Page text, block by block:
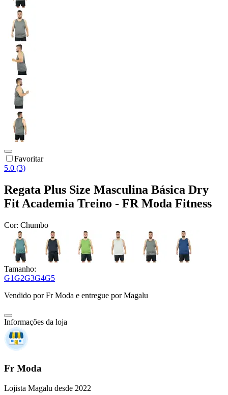
Favoritar
5.0 (3)
Regata Plus Size Masculina Básica Dry
Fit Academia Treino - FR Moda Fitness
Cor: Chumbo
Tamanho:
G1G2G3G4G5
Vendido porFr Moda e entregue por Magalu
Informações da loja
Fr Moda
Lojista Magalu desde 2022